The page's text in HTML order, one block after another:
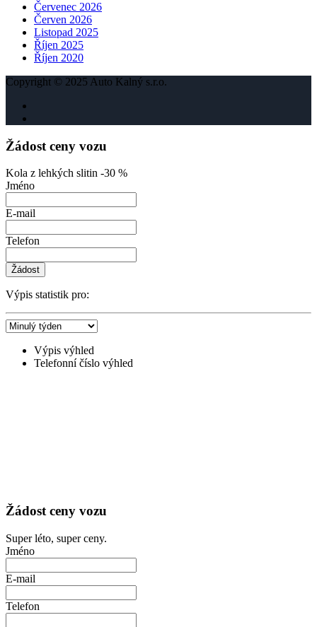
Červenec 2026
Červen 2026
Listopad 2025
Říjen 2025
Říjen 2020
Copyright © 2025 Auto Kalný s.r.o.
Žádost ceny vozu
Kola z lehkých slitin -30 %
Jméno
E-mail
Telefon
Žádost
Výpis statistik pro:
Výpis výhled
Telefonní číslo výhled
Žádost ceny vozu
Super léto, super ceny.
Jméno
E-mail
Telefon